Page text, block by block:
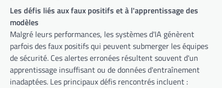
Les défis liés aux faux positifs et à l'apprentissage des
modèles
Malgré leurs performances, les systèmes d'IA génèrent
parfois des faux positifs qui peuvent submerger les équipes
de sécurité. Ces alertes erronées résultent souvent d'un
apprentissage insuffisant ou de données d'entraînement
inadaptées. Les principaux défis rencontrés incluent :